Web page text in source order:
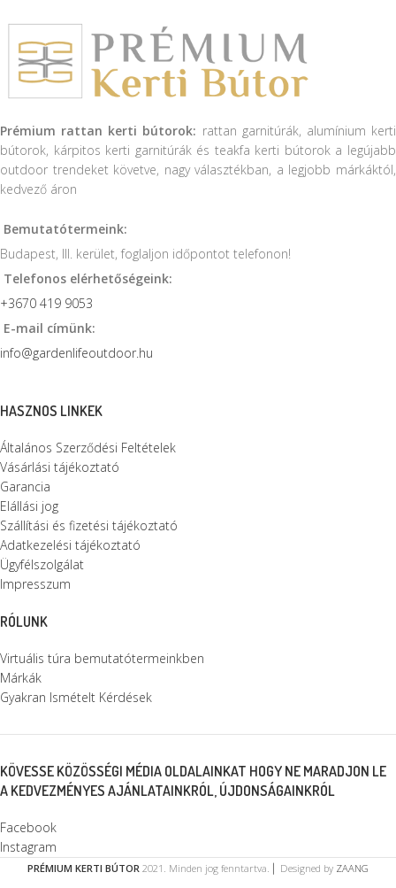
Prémium rattan kerti bútorok: rattan garnitúrák, alumínium kerti
bútorok, kárpitos kerti garnitúrák és teakfa kerti bútorok a legújabb
outdoor trendeket követve, nagy választékban, a legjobb márkáktól,
kedvező áron
Bemutatótermeink:
Budapest, III. kerület, foglaljon időpontot telefonon!
Telefonos elérhetőségeink:
+3670 419 9053
E-mail címünk:
info@gardenlifeoutdoor.hu
HASZNOS LINKEK
Általános Szerződési Feltételek
Vásárlási tájékoztató
Garancia
Elállási jog
Szállítási és fizetési tájékoztató
Adatkezelési tájékoztató
Ügyfélszolgálat
Impresszum
RÓLUNK
Virtuális túra bemutatótermeinkben
Márkák
Gyakran Ismételt Kérdések
KÖVESSE KÖZÖSSÉGI MÉDIA OLDALAINKAT HOGY NE MARADJON LE
A KEDVEZMÉNYES AJÁNLATAINKRÓL, ÚJDONSÁGAINKRÓL
Facebook
Instagram
PRÉMIUM KERTI BÚTOR 2021. Minden jog fenntartva. ⎜ Designed by ZAANG